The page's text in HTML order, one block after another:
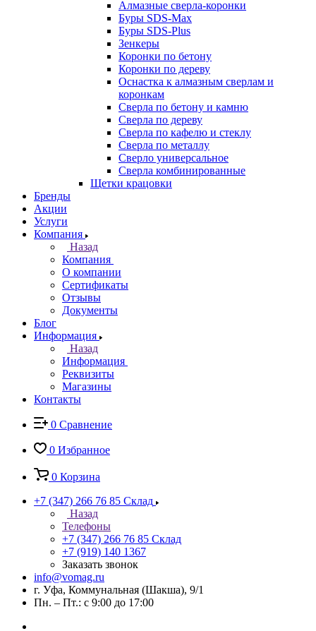
Алмазные сверла-коронки
Буры SDS-Max
Буры SDS-Plus
Зенкеры
Коронки по бетону
Коронки по дереву
Оснастка к алмазным сверлам и
коронкам
Сверла по бетону и камню
Сверла по дереву
Сверла по кафелю и стеклу
Сверла по металлу
Сверло универсальное
Сверла комбинированные
Щетки крацовки
Бренды
Акции
Услуги
Компания
Назад
Компания
О компании
Сертификаты
Отзывы
Документы
Блог
Информация
Назад
Информация
Реквизиты
Магазины
Контакты
0 Сравнение
0 Избранное
0 Корзина
+7 (347) 266 76 85 Склад
Назад
Телефоны
+7 (347) 266 76 85 Склад
+7 (919) 140 1367
Заказать звонок
info@vomag.ru
г. Уфа, Коммунальная (Шакша), 9/1
Пн. – Пт.: с 9:00 до 17:00